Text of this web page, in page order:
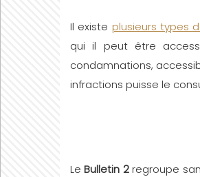
Il existe plusieurs types
qui il peut être
condamnations,
infractions puisse le
LeBulletin 2regroupe